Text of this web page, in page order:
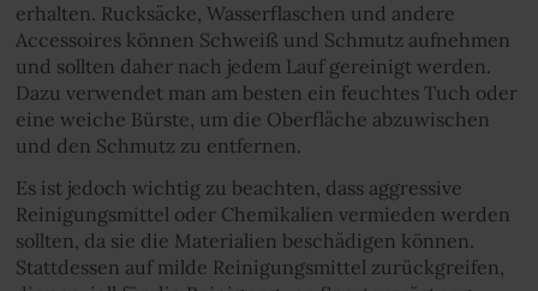
erhalten. Rucksäcke, Wasserflaschen und andere
Accessoires können Schweiß und Schmutz aufnehmen
und sollten daher nach jedem Lauf gereinigt werden.
Dazu verwendet man am besten ein feuchtes Tuch oder
eine weiche Bürste, um die Oberfläche abzuwischen
und den Schmutz zu entfernen.
Es ist jedoch wichtig zu beachten, dass aggressive
Reinigungsmittel oder Chemikalien vermieden werden
sollten, da sie die Materialien beschädigen können.
Stattdessen auf milde Reinigungsmittel zurückgreifen,